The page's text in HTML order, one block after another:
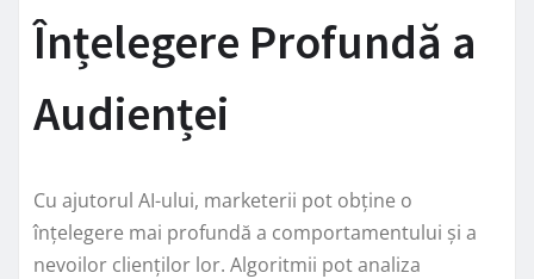
Înțelegere Profundă a
Audienței
Cu ajutorul AI-ului, marketerii pot obține o
înțelegere mai profundă a comportamentului și a
nevoilor clienților lor. Algoritmii pot analiza